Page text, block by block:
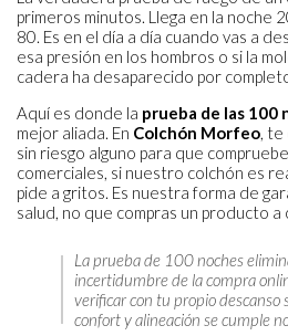
primeros minutos. Llega en la noche
80. Es en el día a día cuando vas a
esa presión en los hombros o si la
cadera ha desaparecido por
Aquí es donde la prueba de las 100
mejor aliada. En Colchón Morfeo,
sin riesgo alguno para que
comerciales, si nuestro colchón es
pide a gritos. Es nuestra forma de
salud, no que compras un producto a
La prueba de 100 noches
incertidumbre de la compra
verificar con tu propio descanso
confort y alineación se cumple